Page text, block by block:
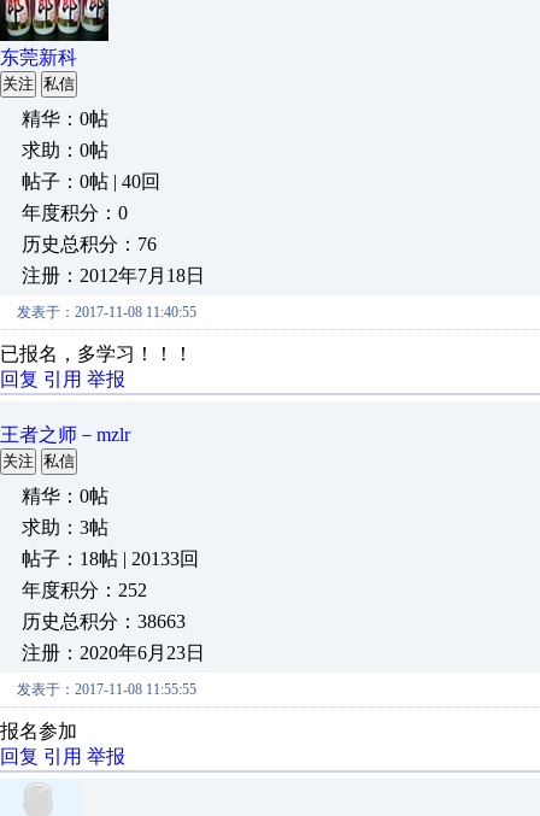
东莞新科
关注 私信
精华：0帖
求助：0帖
帖子：0帖 | 40回
年度积分：0
历史总积分：76
注册：2012年7月18日
发表于：2017-11-08 11:40:55
已报名，多学习！！！
回复 引用 举报
王者之师－mzlr
关注 私信
精华：0帖
求助：3帖
帖子：18帖 | 20133回
年度积分：252
历史总积分：38663
注册：2020年6月23日
发表于：2017-11-08 11:55:55
报名参加
回复 引用 举报